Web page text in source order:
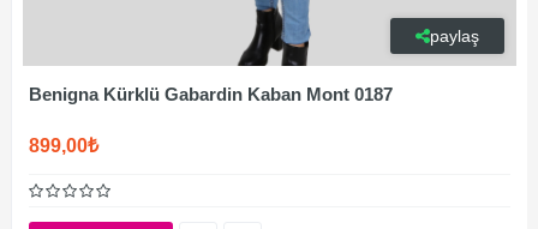
paylaş
Benigna Kürklü Gabardin Kaban Mont 0187
899,00₺